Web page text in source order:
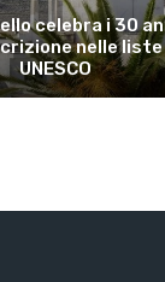
celebra i 30
nelle liste
UNESCO